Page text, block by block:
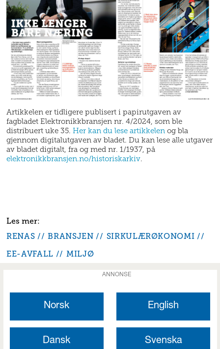
Artikkelen er tidligere publisert i papirutgaven av
fagbladet Elektronikkbransjen nr. 4/2024, som ble
distribuert uke 35.Her kan du lese artikkelen og bla
gjennom digitalutgaven av bladet. Du kan lese alle utgaver
av bladet digitalt, fra og med nr. 1/1937, på
elektronikkbransjen.no/historiskarkiv.
RENAS BRANSJEN
SIRKULÆRØKONOMI
EE-AVFALL
MILJØ
ANNONSE
Norsk English
Dansk Svenska